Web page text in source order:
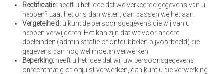
Rectificatie: heeft u het idee dat we verkeerde gegevens van u
hebben? Laat het ons dan weten, dan passen we het aan.
Vergetelheid: u kunt de persoonsgegevens die wij van u
hebben verwijderen. Het kan zijn dat we voor andere
doeleinden (administratie of ontdubbelen bijvoorbeeld) die
gegevens dan nog wel moeten verwerken.
Beperking: heeft u het idee dat wij uw persoonsgegevens
onrechtmatig of onjuist verwerken, dan kunt u die verwerking